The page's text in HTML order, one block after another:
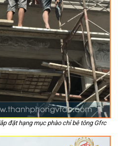
đặt hạng mục phào chỉ bê tông Gfrc